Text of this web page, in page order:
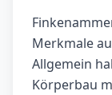
Merkmale
Allgemein
Körperbau